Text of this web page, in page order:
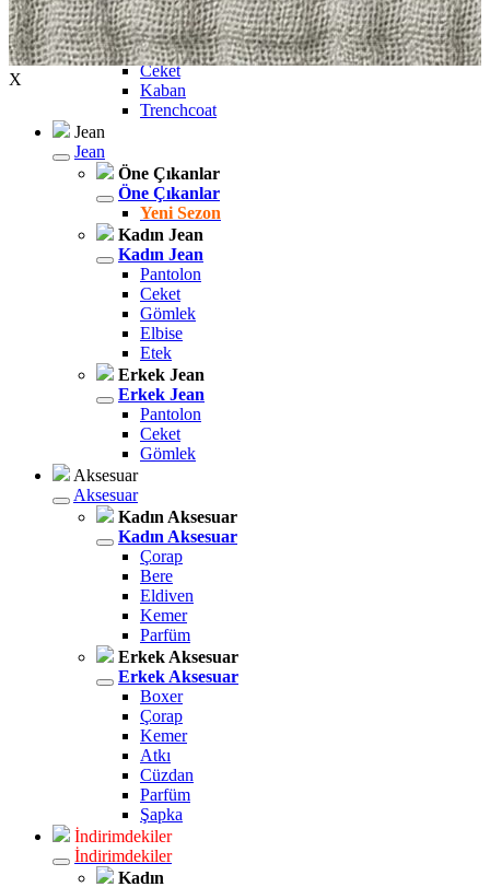
Dış Giyim
Dış Giyim
Mont
Ceket
Kaban
Trenchcoat
Jean
Jean
Öne Çıkanlar
Öne Çıkanlar
Yeni Sezon
Kadın Jean
Kadın Jean
Pantolon
Ceket
Gömlek
Elbise
Etek
Erkek Jean
Erkek Jean
Pantolon
Ceket
Gömlek
Aksesuar
Aksesuar
Kadın Aksesuar
Kadın Aksesuar
Çorap
Bere
Eldiven
Kemer
Parfüm
Erkek Aksesuar
Erkek Aksesuar
Boxer
Çorap
Kemer
Atkı
Cüzdan
Parfüm
Şapka
İndirimdekiler
İndirimdekiler
Kadın
X